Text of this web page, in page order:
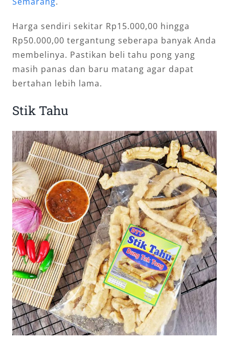
Harga sendiri sekitar Rp15.000,00 hingga
Rp50.000,00 tergantung seberapa banyak Anda
membelinya. Pastikan beli tahu pong yang
masih panas dan baru matang agar dapat
bertahan lebih lama.
Stik Tahu